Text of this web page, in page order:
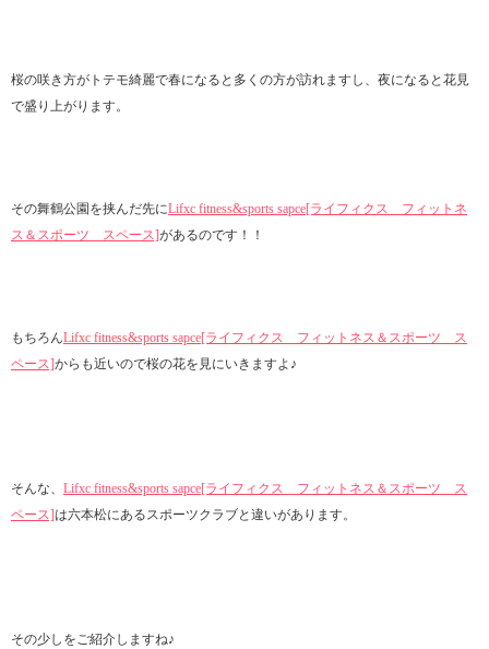
桜の咲き方がトテモ綺麗で春になると多くの方が訪れますし、夜になると花見
で盛り上がります。
その舞鶴公園を挟んだ先にLifxc fitness&sports sapce[ライフィクス フィットネ
ス＆スポーツ スペース]があるのです！！
もちろんLifxc fitness&sports sapce[ライフィクス フィットネス＆スポーツ ス
ペース]からも近いので桜の花を見にいきますよ♪
そんな、 Lifxc fitness&sports sapce[ライフィクス フィットネス＆スポーツ ス
ペース]は六本松にあるスポーツクラブと違いがあります。
その少しをご紹介しますね♪